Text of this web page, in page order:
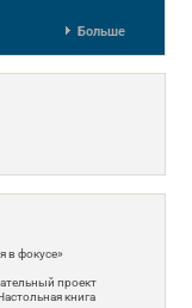
Больше
в фокусе»
проект
книга